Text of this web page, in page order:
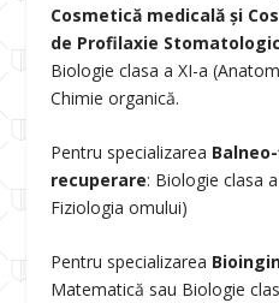
Cosmetică medicală și
de Profilaxie
Biologie clasa a XI-a
Chimie organică.
Pentru specializarea
recuperare: Biologie clasa
Fiziologia omului)
Pentru specializarea
Matematică sau Biologie